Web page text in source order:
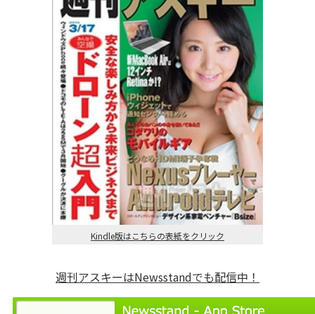
Kindle版はこちらの表紙をクリック
週刊アスキーはNewsstandでも配信中！